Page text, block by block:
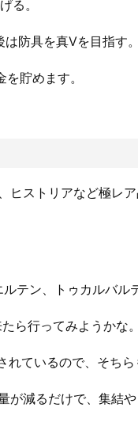
る。
防具を真Ⅴを目指す。
貯めます。
ヒストリアなど極レ
テン、トゥカルバル
ら行ってみようかな。
ているので、そちら
が減るだけで、集結